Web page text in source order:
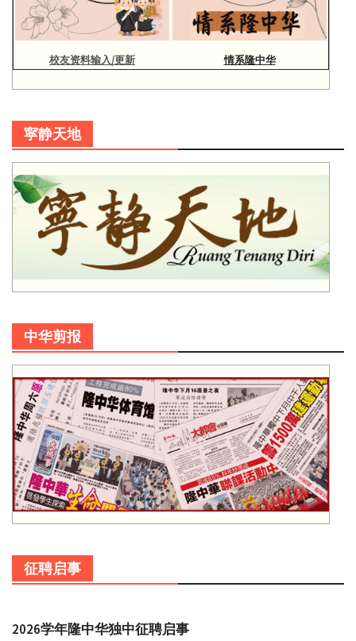
校友资料输入/更新 情系隆中华
寜静天地
中华剪报
征聘启事
2026学年隆中华独中征聘启事